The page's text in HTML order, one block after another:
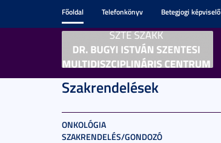
Főoldal Telefonkönyv Betegjogi képviselő
Szakrendelések
ONKOLÓGIA
SZAKRENDELÉS/GONDOZÓ